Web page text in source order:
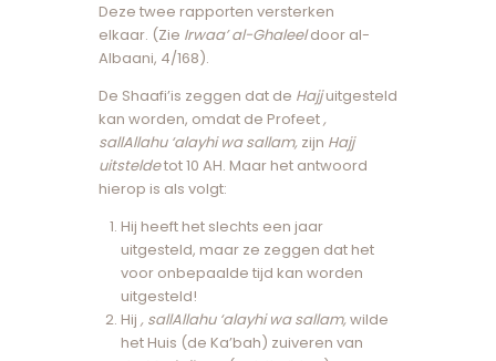
Deze twee rapporten versterken
elkaar. (Zie Irwaa’ al-Ghaleeldoor al-
Albaani, 4/168).
De Shaafi’is zeggen dat de Hajjuitgesteld
kan worden, omdat de Profeet,
sallAllahu ‘alayhi wa sallam, zijn Hajj
uitsteldetot 10 AH. Maar het antwoord
hierop is als volgt:
Hij heeft het slechts een jaar
uitgesteld, maar ze zeggen dat het
voor onbepaalde tijd kan worden
uitgesteld!
Hij , sallAllahu ‘alayhi wa sallam,wilde
het Huis (de Ka’bah) zuiveren van